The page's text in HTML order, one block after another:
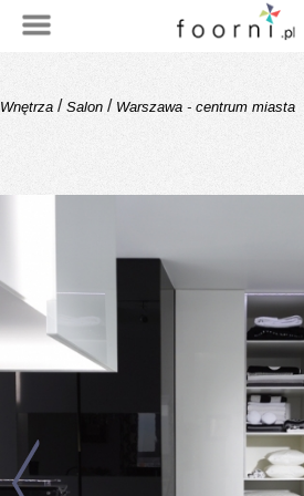
Wnętrza / Salon / Warszawa - centrum miasta